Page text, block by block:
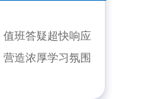
班答疑超快响应
造浓厚学习氛围